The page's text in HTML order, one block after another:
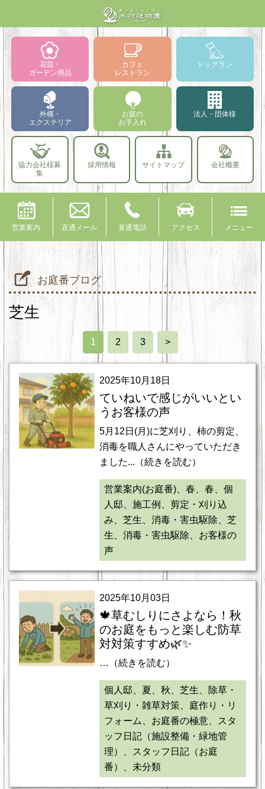
花苗・
ガーデン用品
カフェ
レストラン
ドッグラン
外構・
エクステリア
お庭の
お手入れ
法人・団体様
協力会社様募
集
採用情報 サイトマップ 会社概要
営業案内 直通メール 直通電話 アクセス メニュー
お庭番ブログ
芝生
1 2 3 >
2025年10月18日
ていねいで感じがいいとい
うお客様の声
5月12日(月)に芝刈り、柿の剪定、
消毒を職人さんにやっていただき
ました...（続きを読む）
営業案内(お庭番)、春、春、個
人邸、施工例、剪定・刈り込
み、芝生、消毒・害虫駆除、芝
生、消毒・害虫駆除、お客様の
声
2025年10月03日
🍁草むしりにさよなら！秋
のお庭をもっと楽しむ防草
対対策すすめ🌿✨
…（続きを読む）
個人邸、夏、秋、芝生、除草・
草刈り・雑草対策、庭作り・リ
フォーム、お庭番の極意、スタ
ッフ日記（施設整備・緑地管
理）、スタッフ日記（お庭
番）、未分類